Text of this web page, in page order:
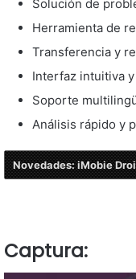
Solución de
Herramienta de
Transferencia y
Interfaz intuitiva
Soporte
Análisis rápido y
Novedades: iMobie
Captura: